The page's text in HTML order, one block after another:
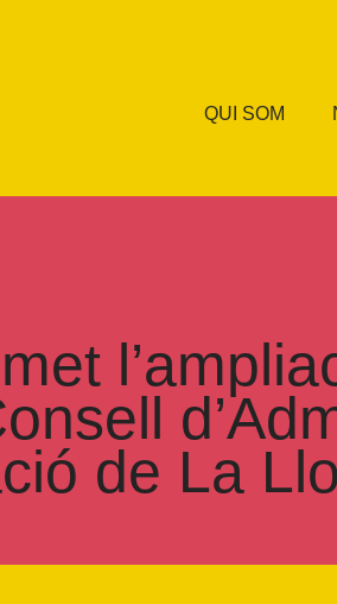
QUI SOM
de La